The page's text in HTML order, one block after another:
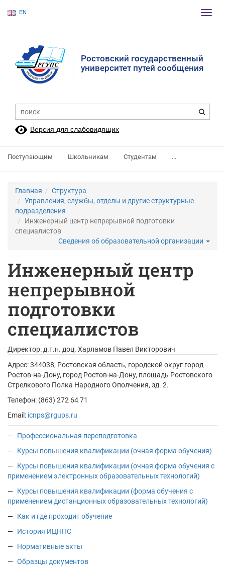
EN
Ростовский государственный
университет путей сообщения
Версия для слабовидящих
Поступающим Школьникам Студентам ...
Главная
Структура
Управления, службы, отделы и другие структурные
подразделения
Инженерный центр непрерывной подготовки
специалистов
Сведения об образовательной организации
Инженерный центр
непрерывной
подготовки
специалистов
Директор: д.т.н. доц. Харламов Павел Викторович
Адрес:344038, Ростовская область, городской округ город
Ростов-на-Дону, город Ростов-на-Дону, площадь Ростовского
Стрелкового Полка Народного Ополчения, зд. 2.
Телефон: (863) 272 64 71
Email: icnps@rgups.ru
Профессиональная переподготовка
Курсы повышения квалификации (очная форма обучения)
Курсы повышения квалификации (очная форма обучения с
применением электронных образовательных технологий)
Курсы повышения квалификации (форма обучения с
применением дистанционных образовательных технологий)
Как и где проходит обучение
История ИЦНПС
Нормативные акты
Образцы документов